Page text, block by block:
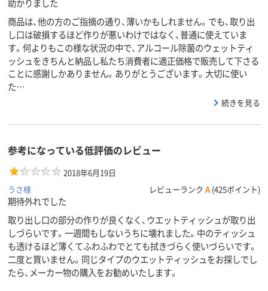
助かりました
商品は、他の方のご指摘の通り、薄いかもしれません。でも、取り出
し口は破損するほど作りが悪いわけではなく、普通に使えていま
す。何よりもこの様な状況の中で、アルコール除菌のウェットティ
ッシュをきちんと納品し私たち消費者に適正価格で販売して下さる
ことに感謝しかありません。ありがとうございます。大切に使い
た…
続きを見る
参考になっている低評価のレビュー
2018年6月19日
うさ様
レビューランク A (425ポイント)
期待外れでした
取り出し口の部分の作りが良くなく、ウエットティッシュが取り出
しづらいです。一週間もしないうちに壊れました。中のティッシュ
も透けるほど薄くてふわふわでとても拭きづらく使いづらいです。
二度と買いません。同じタイプのウエットティッシュをお探しでし
たら、メーカー物の購入をお勧めいたします。